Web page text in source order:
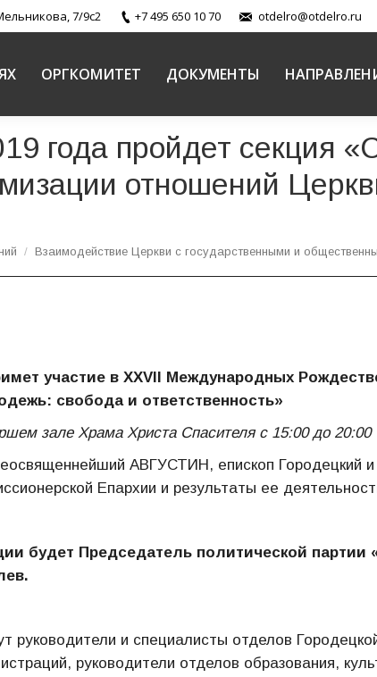
7/9с2 +7 495 650 10 70 otdelro@otdelro.ru
ОРГКОМИТЕТ ДОКУМЕНТЫ
года пройдет секция
отношений
Взаимодействие Церкви с государственными и
участие в XXVII Международных
свобода и ответственность»
зале Храма Христа Спасителя с 15:00 до 20:00
АВГУСТИН, епископ Городецкий и
Епархии и результаты ее
будет Председатель политической партии
руководители и специалисты отделов
руководители отделов образования,